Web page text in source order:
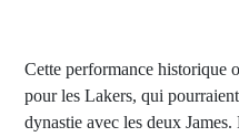
Cette performance historique
pour les Lakers, qui
dynastie avec les deux